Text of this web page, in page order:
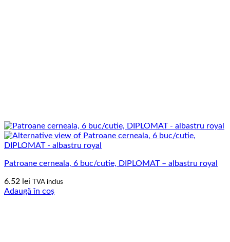
Patroane cerneala, 6 buc/cutie, DIPLOMAT – albastru royal
6.52 lei TVA inclus
Adaugă în coș